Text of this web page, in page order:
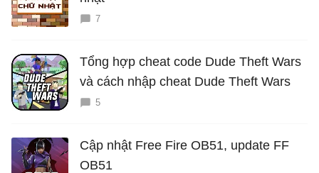
7
Tổng hợp cheat code Dude Theft Wars
và cách nhập cheat Dude Theft Wars
5
Cập nhật Free Fire OB51, update FF
OB51